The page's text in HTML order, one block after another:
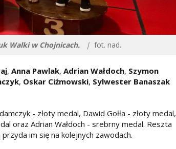
Walki w Chojnicach. | fot. nad.
, Anna Pawlak, Adrian Wałdoch, Szymon
, Oskar Ciżmowski, Sylwester Banaszak
- złoty medal, Dawid Gołła - złoty medal,
oraz Adrian Wałdoch - srebrny medal. Reszta
im się na kolejnych zawodach.